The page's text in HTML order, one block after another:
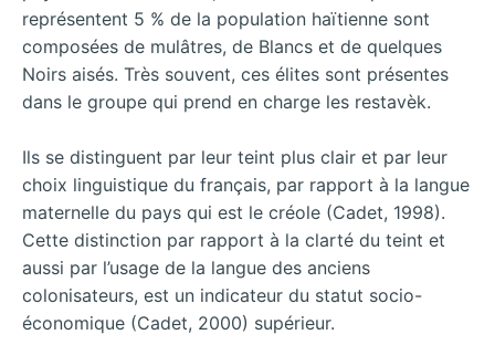
représentent 5 % de la population haïtienne sont
composées de mulâtres, de Blancs et de quelques
Noirs aisés. Très souvent, ces élites sont présentes
dans le groupe qui prend en charge les restavèk.
Ils se distinguent par leur teint plus clair et par leur
choix linguistique du français, par rapport à la langue
maternelle du pays qui est le créole (Cadet, 1998).
Cette distinction par rapport à la clarté du teint et
aussi par l’usage de la langue des anciens
colonisateurs, est un indicateur du statut socio-
économique (Cadet, 2000) supérieur.